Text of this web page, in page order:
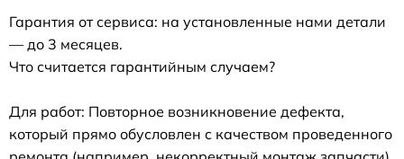
Гарантия от сервиса: на установленные нами детали
— до 3 месяцев.
Что считается гарантийным случаем?
Для работ: Повторное возникновение дефекта,
который прямо обусловлен с качеством проведенного